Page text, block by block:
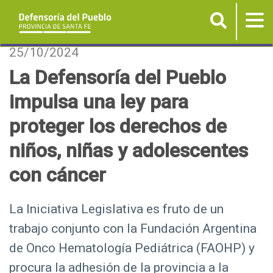
P
Buscar
25/10/2024
La Defensoría del Pueblo
impulsa una ley para
proteger los derechos de
niños, niñas y adolescentes
con cáncer
La Iniciativa Legislativa es fruto de un
trabajo conjunto con la Fundación Argentina
de Onco Hematología Pediátrica (FAOHP) y
procura la adhesión de la provincia a la